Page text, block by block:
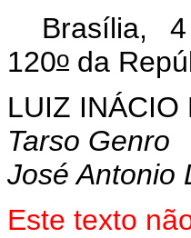
Brasília,
120o da
LUIZ INÁCIO
Tarso Genro
José Antonio
Este texto